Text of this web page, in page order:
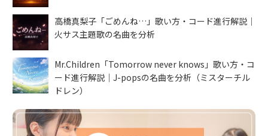
高橋真梨子「ごめんね…」歌い方・コード進行解説｜
火サス主題歌の名曲を分析
Mr.Children「Tomorrow never knows」歌い方・コ
ード進行解説｜J-popsの名曲を分析（ミスターチル
ドレン）